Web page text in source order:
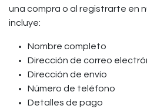
una compra o al registrarte en
incluye:
Nombre completo
Dirección de correo
Dirección de envío
Número de teléfono
Detalles de pago